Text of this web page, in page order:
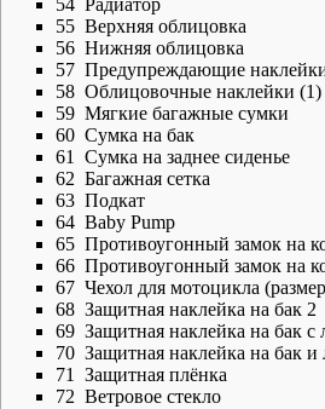
54 Радиатор
55 Верхняя облицовка
56 Нижняя облицовка
57 Предупреждающие
58 Облицовочные наклейки (1)
59 Мягкие багажные сумки
60 Сумка на бак
61
Сумка на заднее сиденье
62 Багажная сетка
63 Подкат
64 Baby Pump
65 Противоугонный замок на
66 Противоугонный замок на
67 Чехол для мотоцикла
68 Защитная наклейка на бак 2
69 Защитная наклейка на бак
70 Защитная наклейка на бак и
71
Защитная плёнка
72 Ветровое стекло